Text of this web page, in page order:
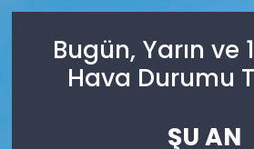
Bugün, Yarın ve
Hava Durumu
ŞU AN
Son Dakika Haberleri